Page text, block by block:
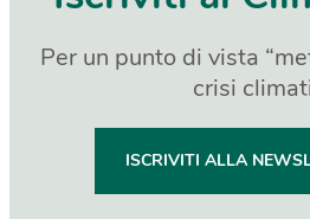
Per un punto di vista
crisi
ISCRIVITI ALLA